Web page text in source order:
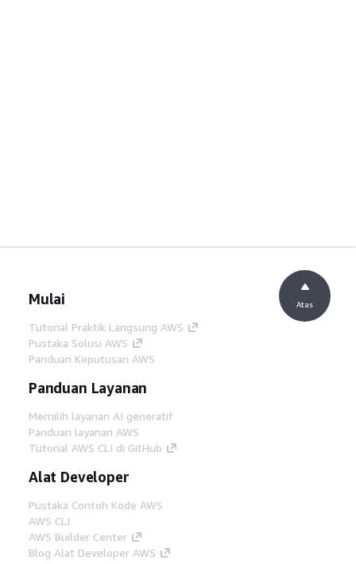
Mulai
Tutorial Praktik Langsung AWS
Pustaka Solusi AWS
Panduan Keputusan AWS
Panduan Layanan
Memilih layanan AI generatif
Panduan layanan AWS
Tutorial AWS CLI di GitHub
Alat Developer
Pustaka Contoh Kode AWS
AWS CLI
AWS Builder Center
Blog Alat Developer AWS
Atas